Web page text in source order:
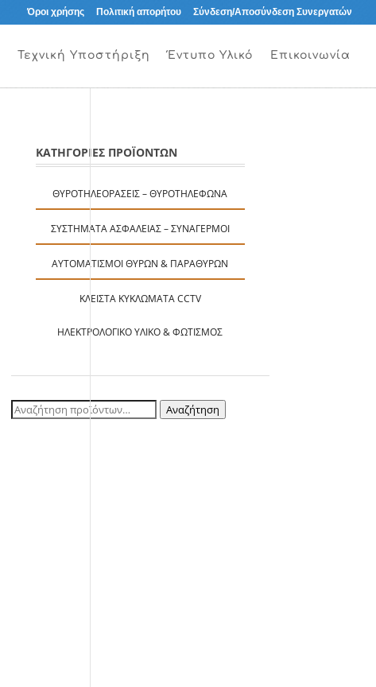
Όροι χρήσης Πολιτική απορήτου Σύνδεση/Αποσύνδεση Συνεργατών
Τεχνική Υποστήριξη Έντυπο Υλικό Επικοινωνία
ΚΑΤΗΓΟΡΙΕΣ ΠΡΟΪΟΝΤΩΝ
ΘΥΡΟΤΗΛΕΟΡΆΣΕΙΣ – ΘΥΡΟΤΗΛΈΦΩΝΑ
ΣΥΣΤΉΜΑΤΑ ΑΣΦΑΛΕΊΑΣ – ΣΥΝΑΓΕΡΜΟΊ
ΑΥΤΟΜΑΤΙΣΜΟΊ ΘΥΡΏΝ & ΠΑΡΑΘΎΡΩΝ
ΚΛΕΙΣΤΆ ΚΥΚΛΏΜΑΤΑ CCTV
ΗΛΕΚΤΡΟΛΟΓΙΚΌ ΥΛΙΚΌ & ΦΩΤΙΣΜΌΣ
Αναζήτηση
Αναζήτηση